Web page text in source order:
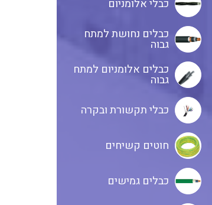
כבלי אלומניום
כבלים נחושת למתח
גבוה
כבלים אלומניום למתח
גבוה
כבלי תקשורת ובקרה
חוטים קשיחים
כבלים גמישים